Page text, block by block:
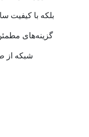
بلکه با کیفیت
گزینه‌های
شبکه از